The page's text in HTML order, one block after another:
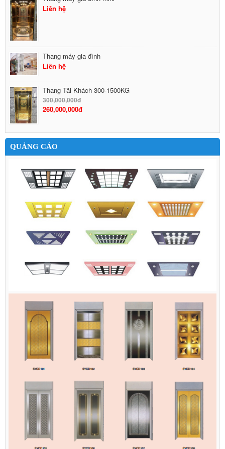
Liên hệ
Thang máy gia đình
Liên hệ
Thang Tải Khách 300-1500KG
300,000,000đ
260,000,000đ
QUẢNG CÁO